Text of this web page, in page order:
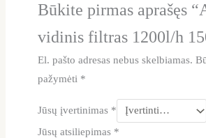
Būkite pirmas aprašęs
vidinis filtras 1200l/h
El. pašto adresas nebus skelbiamas.
pažymėti *
Jūsų įvertinimas *
Jūsų atsiliepimas *